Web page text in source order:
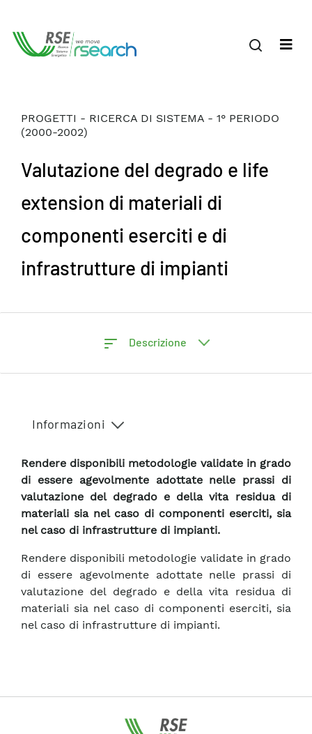
PROGETTI - RICERCA DI SISTEMA - 1° PERIODO
(2000-2002)
Valutazione del degrado e life
extension di materiali di
componenti eserciti e di
infrastrutture di impianti
Descrizione
Informazioni
Rendere disponibili metodologie validate in grado
di essere agevolmente adottate nelle prassi di
valutazione del degrado e della vita residua di
materiali sia nel caso di componenti eserciti, sia
nel caso di infrastrutture di impianti.
Rendere disponibili metodologie validate in grado
di essere agevolmente adottate nelle prassi di
valutazione del degrado e della vita residua di
materiali sia nel caso di componenti eserciti, sia
nel caso di infrastrutture di impianti.